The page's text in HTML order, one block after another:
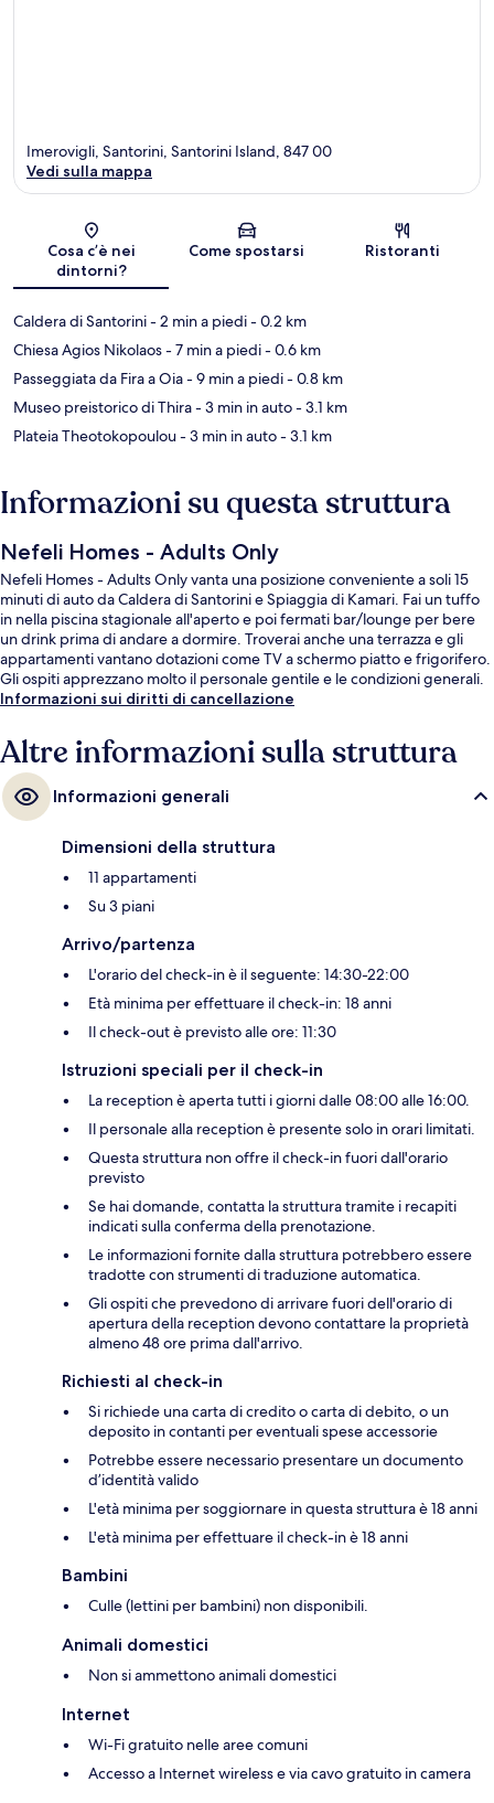
Mappa
Imerovigli, Santorini, Santorini Island, 847 00
Vedi sulla mappa
Cosa c’è nei
dintorni?
Come spostarsi Ristoranti
Caldera di Santorini- 2 min a piedi- 0.2 km
Chiesa Agios Nikolaos- 7 min a piedi- 0.6 km
Passeggiata da Fira a Oia- 9 min a piedi- 0.8 km
Museo preistorico di Thira- 3 min in auto- 3.1 km
Plateia Theotokopoulou- 3 min in auto- 3.1 km
Informazioni su questa struttura
Nefeli Homes - Adults Only
Nefeli Homes - Adults Only vanta una posizione conveniente a soli 15
minuti di auto da Caldera di Santorini e Spiaggia di Kamari. Fai un tuffo
in nella piscina stagionale all'aperto e poi fermati bar/lounge per bere
un drink prima di andare a dormire. Troverai anche una terrazza e gli
appartamenti vantano dotazioni come TV a schermo piatto e frigorifero.
Gli ospiti apprezzano molto il personale gentile e le condizioni generali.
Informazioni sui diritti di cancellazione
Altre informazioni sulla struttura
Informazioni generali
Dimensioni della struttura
11 appartamenti
Su 3 piani
Arrivo/partenza
L'orario del check-in è il seguente: 14:30-22:00
Età minima per effettuare il check-in: 18 anni
Il check-out è previsto alle ore: 11:30
Istruzioni speciali per il check-in
La reception è aperta tutti i giorni dalle 08:00 alle 16:00.
Il personale alla reception è presente solo in orari limitati.
Questa struttura non offre il check-in fuori dall'orario
previsto
Se hai domande, contatta la struttura tramite i recapiti
indicati sulla conferma della prenotazione.
Le informazioni fornite dalla struttura potrebbero essere
tradotte con strumenti di traduzione automatica.
Gli ospiti che prevedono di arrivare fuori dell'orario di
apertura della reception devono contattare la proprietà
almeno 48 ore prima dall'arrivo.
Richiesti al check-in
Si richiede una carta di credito o carta di debito, o un
deposito in contanti per eventuali spese accessorie
Potrebbe essere necessario presentare un documento
d’identità valido
L'età minima per soggiornare in questa struttura è 18 anni
L'età minima per effettuare il check-in è 18 anni
Bambini
Culle (lettini per bambini) non disponibili.
Animali domestici
Non si ammettono animali domestici
Internet
Wi-Fi gratuito nelle aree comuni
Accesso a Internet wireless e via cavo gratuito in camera